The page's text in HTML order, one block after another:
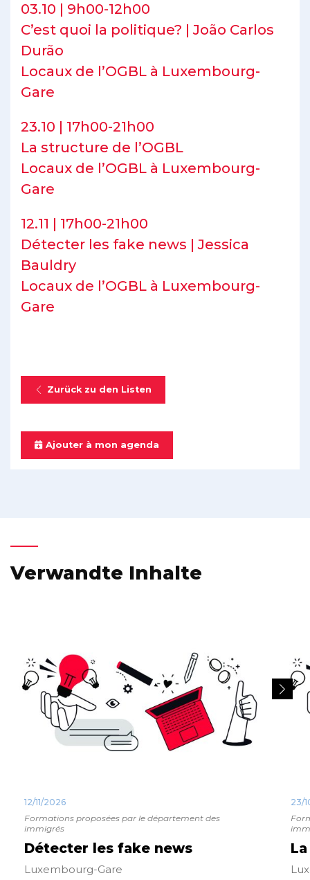
03.10 | 9h00-12h00
C’est quoi la politique? | João Carlos
Durão
Locaux de l’OGBL à Luxembourg-
Gare
23.10 | 17h00-21h00
La structure de l’OGBL
Locaux de l’OGBL à Luxembourg-
Gare
12.11 | 17h00-21h00
Détecter les fake news | Jessica
Bauldry
Locaux de l’OGBL à Luxembourg-
Gare
Zurück zu den Listen
Ajouter à mon agenda
Verwandte Inhalte
12/11/2026
Formations proposées par le département des
immigrés
Détecter les fake news
Luxembourg-Gare
23/